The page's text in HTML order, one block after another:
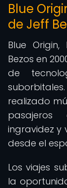
Blue
de Jeff
Blue
Bezos en
de
realizado
pasajeros
ingravidez y
desde el
Los viajes
la